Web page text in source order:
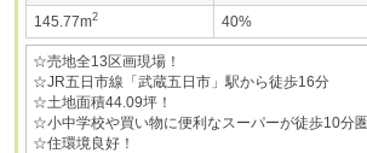
145.77m2 40%
☆売地全13区画現場！
☆JR五日市線「武蔵五日市」駅から徒歩16分
☆土地面積44.09坪！
☆小中学校や買い物に便利なスーパーが徒歩10分
☆住環境良好！